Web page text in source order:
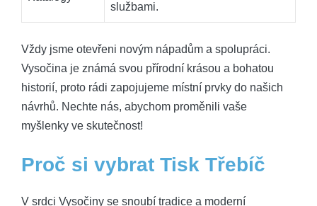
službami.
Vždy jsme otevřeni novým nápadům a spolupráci.
Vysočina je známá svou přírodní krásou a bohatou
historií, proto rádi zapojujeme místní prvky do našich
návrhů. Nechte nás, abychom proměnili vaše
myšlenky ve skutečnost!
Proč si vybrat Tisk Třebíč
V srdci Vysočiny se snoubí tradice a moderní